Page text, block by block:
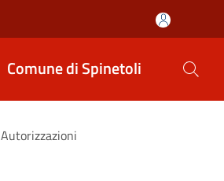
Comune di Spinetoli
Autorizzazioni